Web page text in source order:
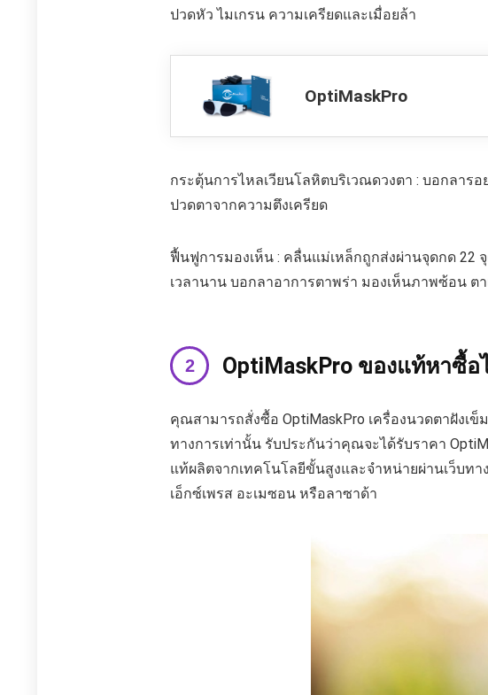
ปวดหัว ไมเกรน ความเครียดและเมื่อยล้า
OptiMaskPro
กระตุ้นการไหลเวียนโลหิตบริเวณดวงตา : บอกลาร
ปวดตาจากความตึงเครียด
ฟื้นฟูการมองเห็น : คลื่นแม่เหล็กถูกส่งผ่านจุดกด 22
เวลานาน บอกลาอาการตาพร่า มองเห็นภาพซ้อน
OptiMaskPro ของแท้หาซื้
คุณสามารถสั่งซื้อ OptiMaskPro เครื่องนวดตาฝังเ
ทางการเท่านั้น รับประกันว่าคุณจะได้รับราคา
แท้ผลิตจากเทคโนโลยีขั้นสูงและจำหน่ายผ่านเว็บท
เอ็กซ์เพรส อะเมซอน หรือลาซาด้า